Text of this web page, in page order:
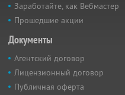
Заработайте, как Вебмастер
Прошедшие акции
Документы
Агентский договор
Лицензионный договор
Публичная оферта